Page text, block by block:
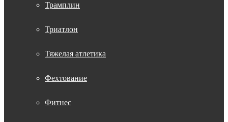
Трамплин
Триатлон
Тяжелая атлетика
Фехтование
Фитнес